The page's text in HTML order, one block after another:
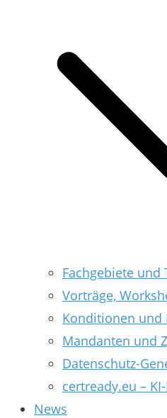
Fachgebiete und
Vorträge,
Konditionen und
Mandanten und
Datenschutz-
certready.eu –
News